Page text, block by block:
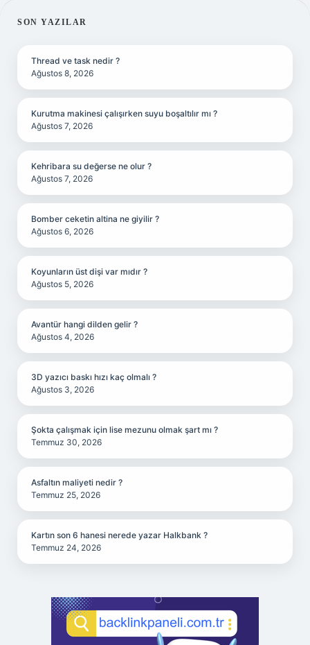
SIDEBAR
SON YAZILAR
Thread ve task nedir ?
Ağustos 8, 2026
Kurutma makinesi çalışırken suyu boşaltılır mı ?
Ağustos 7, 2026
Kehribara su değerse ne olur ?
Ağustos 7, 2026
Bomber ceketin altina ne giyilir ?
Ağustos 6, 2026
Koyunların üst dişi var mıdır ?
Ağustos 5, 2026
Avantür hangi dilden gelir ?
Ağustos 4, 2026
3D yazıcı baskı hızı kaç olmalı ?
Ağustos 3, 2026
Şokta çalışmak için lise mezunu olmak şart mı ?
Temmuz 30, 2026
Asfaltın maliyeti nedir ?
Temmuz 25, 2026
Kartın son 6 hanesi nerede yazar Halkbank ?
Temmuz 24, 2026